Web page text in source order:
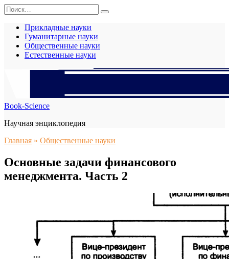
Перейти
к
содержанию
Search
for:
Прикладные науки
Гуманитарные науки
Общественные науки
Естественные науки
Book-Science
Научная энциклопедия
Главная » Общественные науки
Основные задачи финансового
менеджмента. Часть 2